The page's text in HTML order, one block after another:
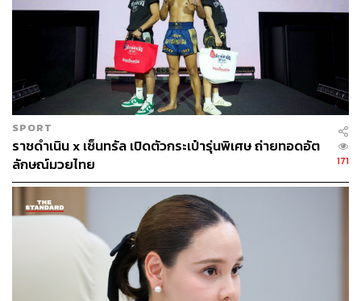
SPORT
ราชดำเนิน x เซ็นทรัล เปิดตัวกระเป๋ารุ่นพิเศษ ถ่ายทอดอัต
ลักษณ์มวยไทย
171